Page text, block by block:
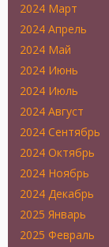
2024 Март
2024 Апрель
2024 Май
2024 Июнь
2024 Июль
2024 Август
2024 Сентябрь
2024 Октябрь
2024 Ноябрь
2024 Декабрь
2025 Январь
2025 Февраль